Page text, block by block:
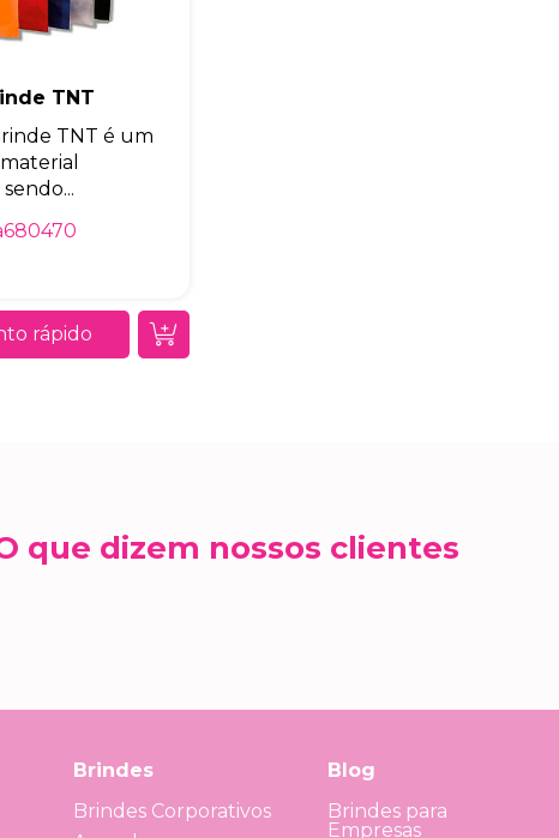
TNT
TNT é um
rápido
que dizem nossos clientes
Brindes
Brindes Corporativos
Blog
Brindes para
Empresas